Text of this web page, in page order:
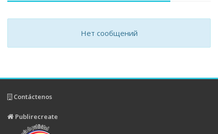
Нет сообщений
Contáctenos
Publirecreate